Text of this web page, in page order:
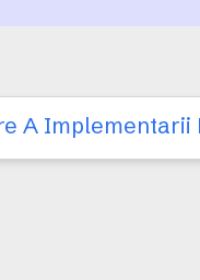
A Implementarii